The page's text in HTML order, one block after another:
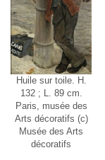
Huile sur toile. H.
132 ; L. 89 cm.
Paris, musée des
Arts décoratifs (c)
Musée des Arts
décoratifs